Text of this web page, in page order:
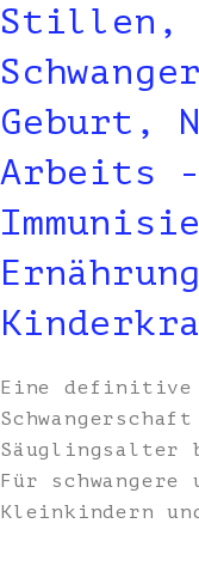
Stillen,
Geburt,
Arbeits
Eine definitive
Säuglingsalter
Für
Kleinkindern